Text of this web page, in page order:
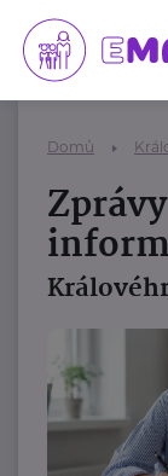
Domů